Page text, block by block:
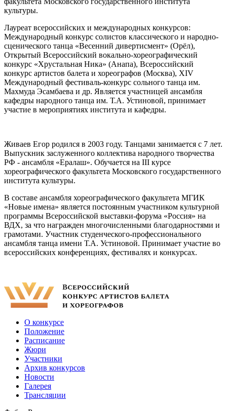
культуры.
Лауреат всероссийских и международных конкурсов:
Международный конкурс солистов классического и народно-
сценического танца «Весенний дивертисмент» (Орёл),
Открытый Всероссийский вокально-хореографический
конкурс «Хрустальная Ника» (Анапа), Всероссийский
конкурс артистов балета и хореографов (Москва), XIV
Международный фестиваль-конкурс сольного танца им.
Махмуда Эсамбаева и др. Является участницей ансамбля
кафедры народного танца им. Т.А. Устиновой, принимает
участие в мероприятиях института и кафедры.
Живаев Егор родился в 2003 году. Танцами занимается с 7 лет.
Выпускник заслуженного коллектива народного творчества
РФ - ансамбля «Ералаш». Обучается на III курсе
хореографического факультета Московского государственного
института культуры.
В составе ансамбля хореографического факультета МГИК
«Новые имена» является постоянным участником культурной
программы Всероссийской выставки-форума «Россия» на
ВДХ, за что награжден многочисленными благодарностями и
грамотами. Участник студенческого-профессионального
ансамбля танца имени Т.А. Устиновой. Принимает участие во
всероссийских конференциях, фестивалях и конкурсах.
О конкурсе
Положение
Расписание
Жюри
Участники
Архив конкурсов
Новости
Галерея
Трансляции